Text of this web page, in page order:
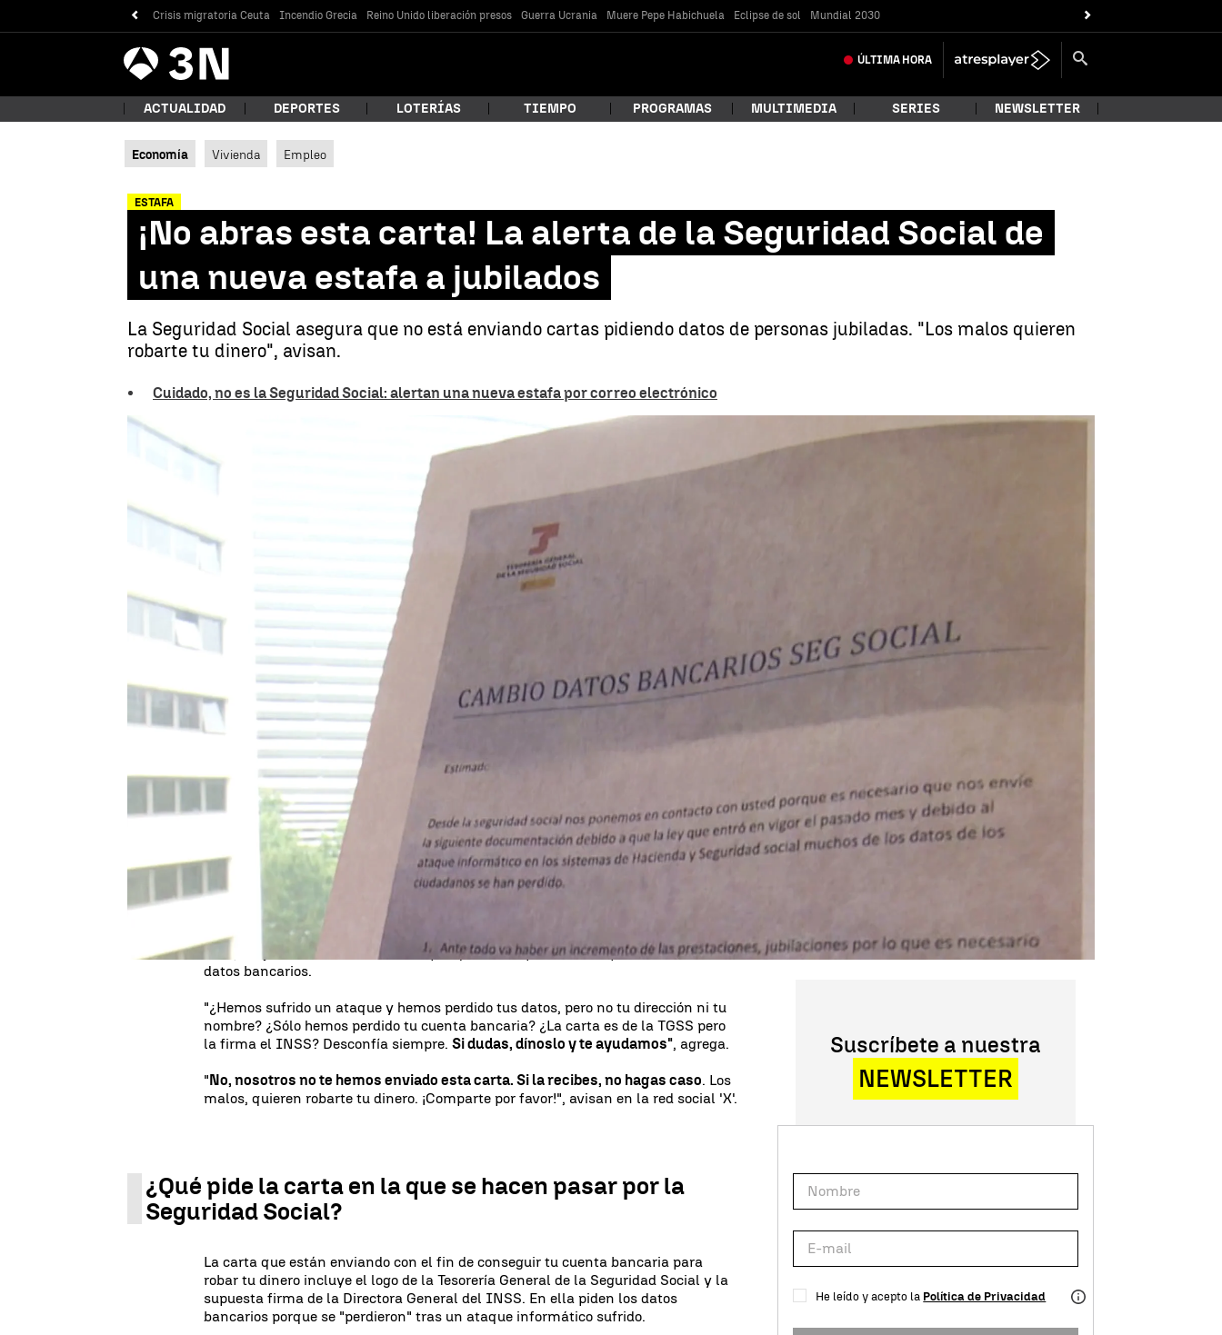
Crisis migratoria Ceuta Incendio Grecia Reino Unido liberación presos Guerra Ucrania Muere Pepe Habichuela Eclipse de sol Mundial 2030
Antena
3 Noticias ÚLTIMA HORA
¿Qué estás buscando?
Buscar
ACTUALIDAD DEPORTES LOTERÍAS TIEMPO PROGRAMAS MULTIMEDIA SERIES NEWSLETTER
Economía Vivienda Empleo
ESTAFA
¡No abras esta carta! La alerta de la Seguridad Social de
una nueva estafa a jubilados
La Seguridad Social asegura que no está enviando cartas pidiendo datos de personas jubiladas. "Los malos quieren
robarte tu dinero", avisan.
Cuidado, no es la Seguridad Social: alertan una nueva estafa por correo electrónico
La estafa de la falsa carta de la Seguridad Social |
Rosario Miñano
Actualizado:
04 de octubre de 2024, 15:29
23 de septiembre de 2024, 12:08
Linkedin
Seguridad Socialavisa de que no son ellos quienes están enviado cartas a las
personas jubiladas por un
. Y avisan: "los
malos, quieren robarte tu dinero". Además, aconsejan ignorar la carta si se recibe
y no dar los datos bancarios que solicitan.
La Tesorería General de la Seguridad Social (TGSS) quiere dejar claro que el
organismo nunca va a pedir datos sensibles. Además, se muestran a favor de
colaborar si alguna persona recibe una carta, correo electrónico o SMS
sospechoso: "Si dudas, dínoslo y te ayudamos". Así quieren evitar que, en este
caso, los jubilados sean estafados por quienes le piden dinero por un cambio de
datos bancarios.
"¿Hemos sufrido un ataque y hemos perdido tus datos, pero no tu dirección ni tu
nombre? ¿Sólo hemos perdido tu cuenta bancaria? ¿La carta es de la TGSS pero
la firma el INSS? Desconfía siempre.Si dudas, dínoslo y te ayudamos", agrega.
"No, nosotros no te hemos enviado esta carta. Si la recibes, no hagas caso. Los
malos, quieren robarte tu dinero. ¡Comparte por favor!", avisan en la red social 'X'.
¿Qué pide la carta en la que se hacen pasar por la
Seguridad Social?
La carta que están enviando con el fin de conseguir tu cuenta bancaria para
robar tu dinero incluye el logo de la Tesorería General de la Seguridad Social y la
supuesta firma de la Directora General del INSS. En ella piden los datos
bancarios porque se "perdieron" tras un ataque informático sufrido.
Suscríbete a nuestra
NEWSLETTER
He leído y acepto la Política de Privacidad